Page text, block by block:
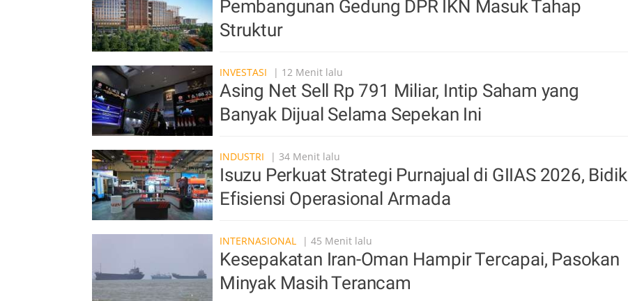
Pembangunan Gedung DPR IKN Masuk Tahap
Struktur
INVESTASI | 12 Menit lalu
Asing Net Sell Rp 791 Miliar, Intip Saham yang
Banyak Dijual Selama Sepekan Ini
INDUSTRI | 34 Menit lalu
Isuzu Perkuat Strategi Purnajual di GIIAS 2026, Bidik
Efisiensi Operasional Armada
INTERNASIONAL | 45 Menit lalu
Kesepakatan Iran-Oman Hampir Tercapai, Pasokan
Minyak Masih Terancam